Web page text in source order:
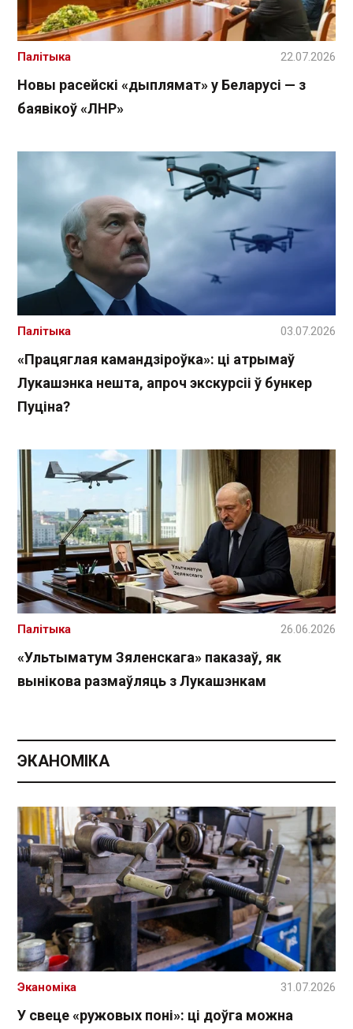
Новы расейскі «дыплямат» у Беларусі — з
баявікоў «ЛНР»
Палітыка 22.07.2026
«Працяглая камандзіроўка»: ці атрымаў
Лукашэнка нешта, апроч экскурсіі ў бункер
Пуціна?
Палітыка 03.07.2026
«Ультыматум Зяленскага» паказаў, як
вынікова размаўляць з Лукашэнкам
Палітыка 26.06.2026
ЭКАНОМІКА
У свеце «ружовых поні»: ці доўга можна
Эканоміка 31.07.2026